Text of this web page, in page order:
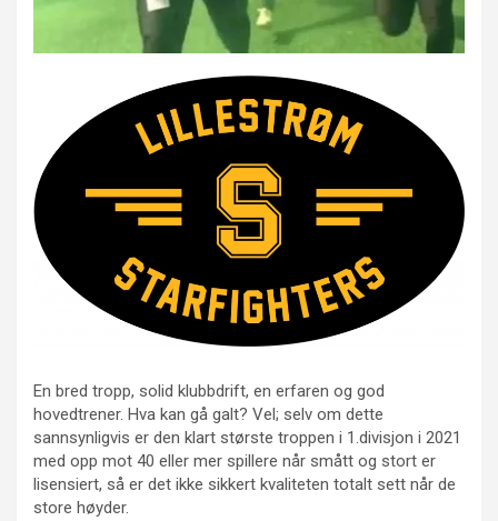
En bred tropp, solid klubbdrift, en erfaren og god
hovedtrener. Hva kan gå galt? Vel; selv om dette
sannsynligvis er den klart største troppen i 1.divisjon i 2021
med opp mot 40 eller mer spillere når smått og stort er
lisensiert, så er det ikke sikkert kvaliteten totalt sett når de
store høyder.